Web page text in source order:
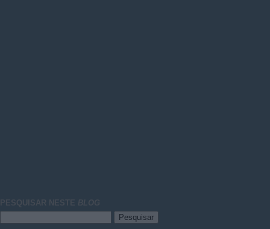
PESQUISAR NESTE BLOG